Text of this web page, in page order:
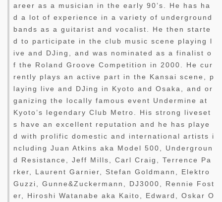
areer as a musician in the early 90’s. He has ha
d a lot of experience in a variety of underground
bands as a guitarist and vocalist. He then starte
d to participate in the club music scene playing l
ive and DJing, and was nominated as a finalist o
f the Roland Groove Competition in 2000. He cur
rently plays an active part in the Kansai scene, p
laying live and DJing in Kyoto and Osaka, and or
ganizing the locally famous event Undermine at
Kyoto’s legendary Club Metro. His strong liveset
s have an excellent reputation and he has playe
d with prolific domestic and international artists i
ncluding Juan Atkins aka Model 500, Undergroun
d Resistance, Jeff Mills, Carl Craig, Terrence Pa
rker, Laurent Garnier, Stefan Goldmann, Elektro
Guzzi, Gunne&Zuckermann, DJ3000, Rennie Fost
er, Hiroshi Watanabe aka Kaito, Edward, Oskar O